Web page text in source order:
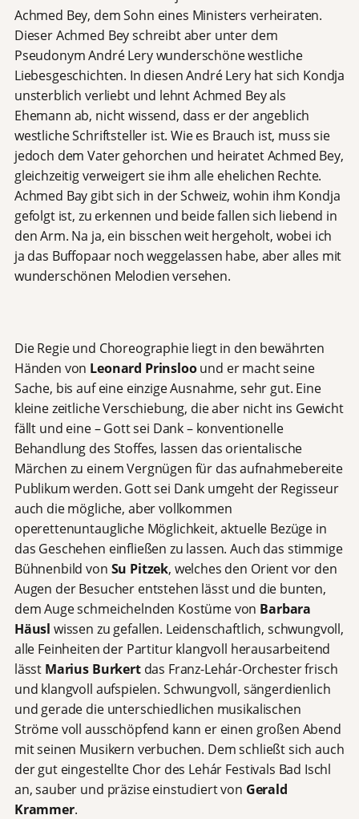
Achmed Bey, dem Sohn eines Ministers verheiraten.
Dieser Achmed Bey schreibt aber unter dem
Pseudonym André Lery wunderschöne westliche
Liebesgeschichten. In diesen André Lery hat sich Kondja
unsterblich verliebt und lehnt Achmed Bey als
Ehemann ab, nicht wissend, dass er der angeblich
westliche Schriftsteller ist. Wie es Brauch ist, muss sie
jedoch dem Vater gehorchen und heiratet Achmed Bey,
gleichzeitig verweigert sie ihm alle ehelichen Rechte.
Achmed Bay gibt sich in der Schweiz, wohin ihm Kondja
gefolgt ist, zu erkennen und beide fallen sich liebend in
den Arm. Na ja, ein bisschen weit hergeholt, wobei ich
ja das Buffopaar noch weggelassen habe, aber alles mit
wunderschönen Melodien versehen.
Die Regie und Choreographie liegt in den bewährten
Händen von Leonard Prinsloound er macht seine
Sache, bis auf eine einzige Ausnahme, sehr gut. Eine
kleine zeitliche Verschiebung, die aber nicht ins Gewicht
fällt und eine – Gott sei Dank – konventionelle
Behandlung des Stoffes, lassen das orientalische
Märchen zu einem Vergnügen für das aufnahmebereite
Publikum werden. Gott sei Dank umgeht der Regisseur
auch die mögliche, aber vollkommen
operettenuntaugliche Möglichkeit, aktuelle Bezüge in
das Geschehen einfließen zu lassen. Auch das stimmige
Bühnenbild von Su Pitzek, welches den Orient vor den
Augen der Besucher entstehen lässt und die bunten,
dem Auge schmeichelnden Kostüme von Barbara
Häusl wissen zu gefallen. Leidenschaftlich, schwungvoll,
alle Feinheiten der Partitur klangvoll herausarbeitend
lässt Marius Burkertdas Franz-Lehár-Orchester frisch
und klangvoll aufspielen. Schwungvoll, sängerdienlich
und gerade die unterschiedlichen musikalischen
Ströme voll ausschöpfend kann er einen großen Abend
mit seinen Musikern verbuchen. Dem schließt sich auch
der gut eingestellte Chor des Lehár Festivals Bad Ischl
an, sauber und präzise einstudiert von Gerald
Krammer.